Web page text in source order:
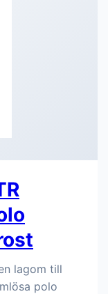
lagom till
polo